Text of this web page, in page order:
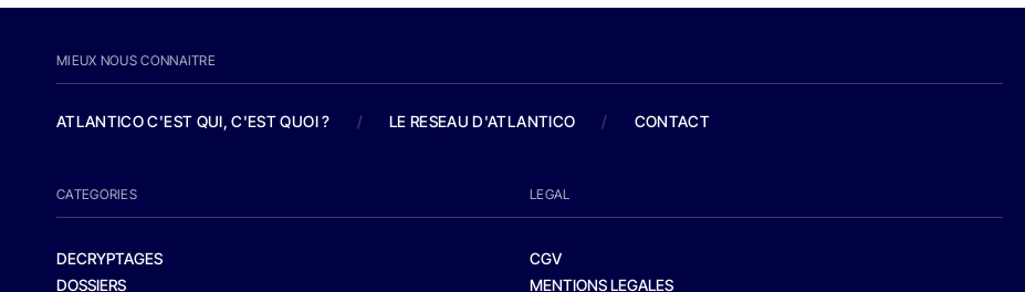
MIEUX NOUS CONNAITRE
ATLANTICO C'EST QUI, C'EST QUOI ? / LE RESEAU D'ATLANTICO / CONTACT
CATEGORIES
DECRYPTAGES
DOSSIERS
LEGAL
CGV
MENTIONS LEGALES